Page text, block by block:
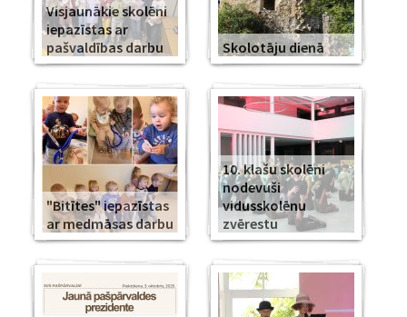
Visjaunākie skolēni
iepazīstas ar
pašvaldības darbu
Skolotāju dienā
"Bitītes" iepazīstas
ar medmāsas darbu
10. klašu skolēni
nodevuši
vidusskolēnu
zvērestu